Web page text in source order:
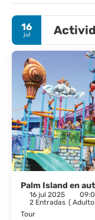
del mundo durante
minutos del
Aruba, y a menos de
más exclusivas del
opciones
tres habitaciones.
privado de confort y
cocina, una amplia
las piscinas tipo
mientras te das un
por el tobogán
mismo (¡sabemos
máquinas
mientras disfrutas de
16
jul
Palm Island en
16 jul 2025
2 Entradas (
Tour